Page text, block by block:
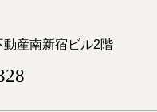
動産南新宿ビル2階